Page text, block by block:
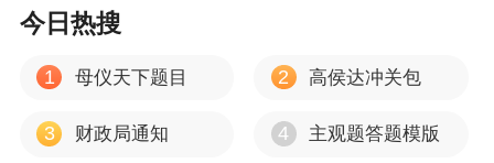
2026年中级考生必备，助力快速掌握重难点，高
整版三色笔记>>
相关推荐：
今日热搜
1 母仪天下题目 2 高侯达冲关包
3 财政局通知 4 主观题答题模版